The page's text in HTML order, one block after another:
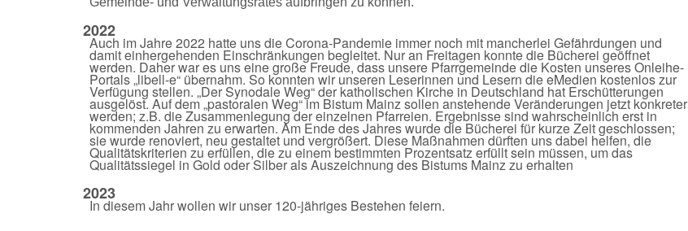
2022
Auch im Jahre 2022 hatte uns die Corona-Pandemie immer noch mit mancherlei Gefährdungen und
damit einhergehenden Einschränkungen begleitet. Nur an Freitagen konnte die Bücherei geöffnet
werden. Daher war es uns eine große Freude, dass unsere Pfarrgemeinde die Kosten unseres Onleihe-
Portals „libell-e“ übernahm. So konnten wir unseren Leserinnen und Lesern die eMedien kostenlos zur
Verfügung stellen. „Der Synodale Weg“ der katholischen Kirche in Deutschland hat Erschütterungen
ausgelöst. Auf dem „pastoralen Weg“ im Bistum Mainz sollen anstehende Veränderungen jetzt konkreter
werden; z.B. die Zusammenlegung der einzelnen Pfarreien. Ergebnisse sind wahrscheinlich erst in
kommenden Jahren zu erwarten. Am Ende des Jahres wurde die Bücherei für kurze Zeit geschlossen;
sie wurde renoviert, neu gestaltet und vergrößert. Diese Maßnahmen dürften uns dabei helfen, die
Qualitätskriterien zu erfüllen, die zu einem bestimmten Prozentsatz erfüllt sein müssen, um das
Qualitätssiegel in Gold oder Silber als Auszeichnung des Bistums Mainz zu erhalten
2023
In diesem Jahr wollen wir unser 120-jähriges Bestehen feiern.